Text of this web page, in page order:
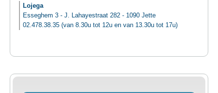
Lojega
Esseghem 3 - J. Lahayestraat 282 - 1090 Jette
02.478.38.35 (van 8.30u tot 12u en van 13.30u tot 17u)